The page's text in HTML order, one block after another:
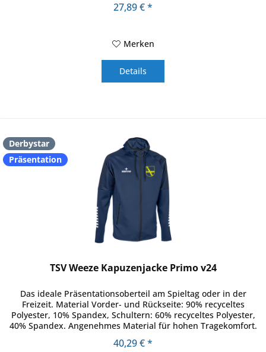
27,89 € *
Merken
Details
Derbystar
Präsentation
TSV Weeze Kapuzenjacke Primo v24
Das ideale Präsentationsoberteil am Spieltag oder in der
Freizeit. Material Vorder- und Rückseite: 90% recyceltes
Polyester, 10% Spandex, Schultern: 60% recyceltes Polyester,
40% Spandex. Angenehmes Material für hohen Tragekomfort.
40,29 € *